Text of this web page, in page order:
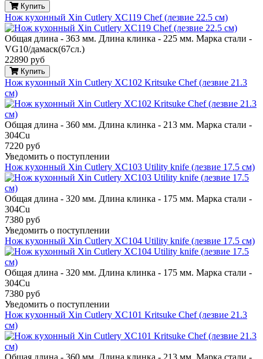
Купить
Нож кухонный Xin Cutlery XC119 Chef (лезвие 22.5 см)
Общая длина - 363 мм. Длина клинка - 225 мм. Марка стали -
VG10/дамаск(67сл.)
22890 руб
Купить
Нож кухонный Xin Cutlery XC102 Kritsuke Chef (лезвие 21.3
см)
Общая длина - 360 мм. Длина клинка - 213 мм. Марка стали -
304Cu
7220 руб
Уведомить о поступлении
Нож кухонный Xin Cutlery XC103 Utility knife (лезвие 17.5 см)
Общая длина - 320 мм. Длина клинка - 175 мм. Марка стали -
304Cu
7380 руб
Уведомить о поступлении
Нож кухонный Xin Cutlery XC104 Utility knife (лезвие 17.5 см)
Общая длина - 320 мм. Длина клинка - 175 мм. Марка стали -
304Cu
7380 руб
Уведомить о поступлении
Нож кухонный Xin Cutlery XC101 Kritsuke Chef (лезвие 21.3
см)
Общая длина - 360 мм. Длина клинка - 213 мм. Марка стали -